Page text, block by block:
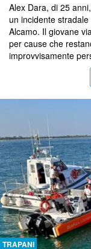
Alex Dara, di 25
un incidente
Alcamo. Il giovane
per cause che
improvvisamente
TRAPANI